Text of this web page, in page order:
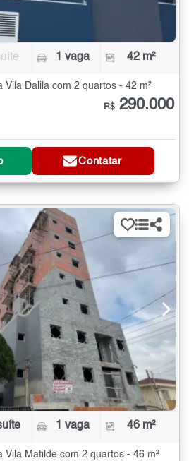
1 vaga 42 m²
Vila Dalila com 2 quartos - 42 m²
R$ 290.000
Contatar
1 vaga 46 m²
Vila Matilde com 2 quartos - 46 m²